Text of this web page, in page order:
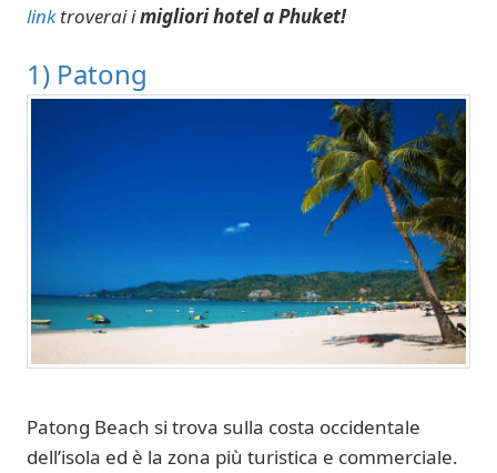
linktroverai imigliori hotel a Phuket!
1) Patong
Patong Beach si trova sulla costa occidentale
dell’isola ed è la zona più turistica e commerciale.